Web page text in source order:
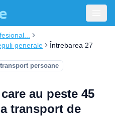
generale Întrebarea 27
persoane
au peste 45
transport de